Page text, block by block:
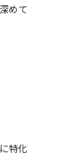
めて
特化